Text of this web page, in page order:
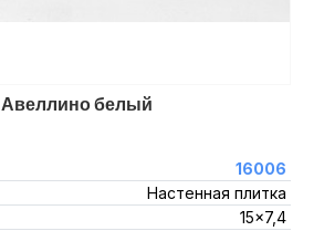
Авеллино белый
16006
Настенная плитка
15x7,4